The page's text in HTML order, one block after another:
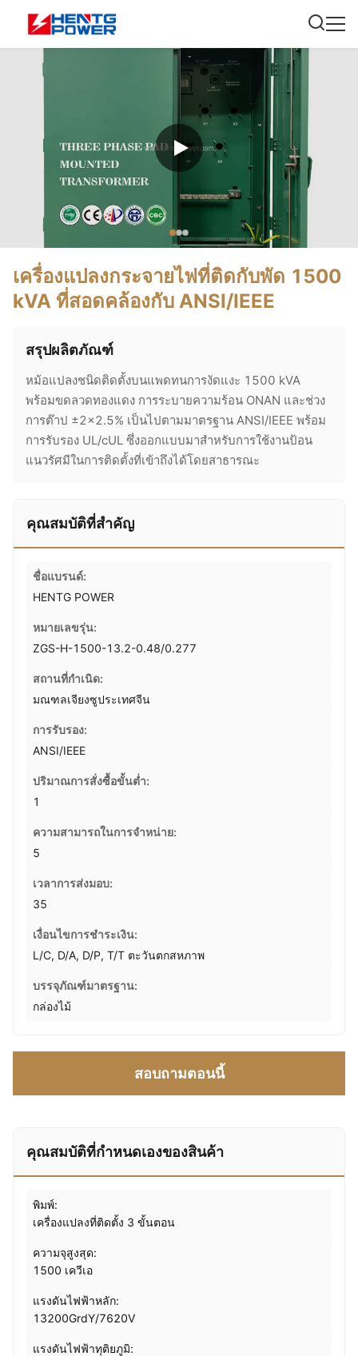
เครื่องแปลงกระจายไฟที่ติดกับพัด 1500
kVA ที่สอดคล้องกับ ANSI/IEEE
สรุปผลิตภัณฑ์
หม้อแปลงชนิดติดตั้งบนแพดทนการงัดแงะ 1500 kVA
พร้อมขดลวดทองแดง การระบายความร้อน ONAN และช่วง
การต๊าป ±2×2.5% เป็นไปตามมาตรฐาน ANSI/IEEE พร้อม
การรับรอง UL/cUL ซึ่งออกแบบมาสำหรับการใช้งานป้อน
แนวรัศมีในการติดตั้งที่เข้าถึงได้โดยสาธารณะ
คุณสมบัติที่สำคัญ
ชื่อแบรนด์:
HENTG POWER
หมายเลขรุ่น:
ZGS-H-1500-13.2-0.48/0.277
สถานที่กำเนิด:
มณฑลเจียงซูประเทศจีน
การรับรอง:
ANSI/IEEE
ปริมาณการสั่งซื้อขั้นต่ำ:
1
ความสามารถในการจําหน่าย:
5
เวลาการส่งมอบ:
35
เงื่อนไขการชำระเงิน:
L/C, D/A, D/P, T/T ตะวันตกสหภาพ
บรรจุภัณฑ์มาตรฐาน:
กล่องไม้
สอบถามตอนนี้
คุณสมบัติที่กําหนดเองของสินค้า
พิมพ์:
เครื่องแปลงที่ติดตั้ง 3 ขั้นตอน
ความจุสูงสุด:
1500 เควีเอ
แรงดันไฟฟ้าหลัก:
13200GrdY/7620V
แรงดันไฟฟ้าทุติยภูมิ: